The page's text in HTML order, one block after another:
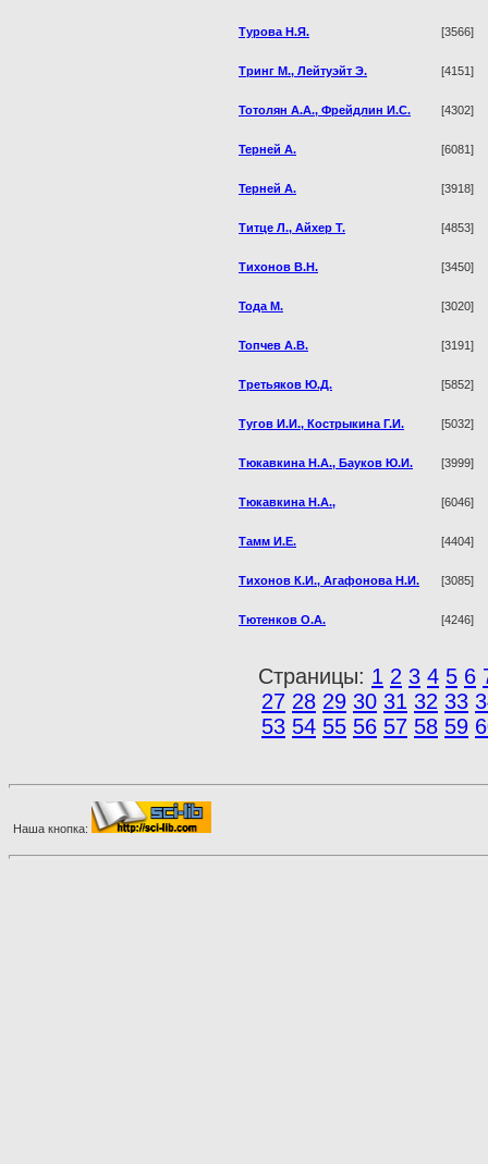
Турова Н.Я. [3566]
Тринг М., Лейтуэйт Э. [4151]
Тотолян А.А., Фрейдлин И.С. [4302]
Терней А. [6081]
Терней А. [3918]
Титце Л., Айхер Т. [4853]
Тихонов В.Н. [3450]
Тода М. [3020]
Топчев А.В. [3191]
Третьяков Ю.Д. [5852]
Тугов И.И., Кострыкина Г.И. [5032]
Тюкавкина Н.А., Бауков Ю.И. [3999]
Тюкавкина Н.А., [6046]
Тамм И.Е. [4404]
Тихонов К.И., Агафонова Н.И. [3085]
Тютенков О.А. [4246]
Страницы: 1 2 3 4 5 6
27 28 29 30 31 32 33
53 54 55 56 57 58 59
Наша кнопка: